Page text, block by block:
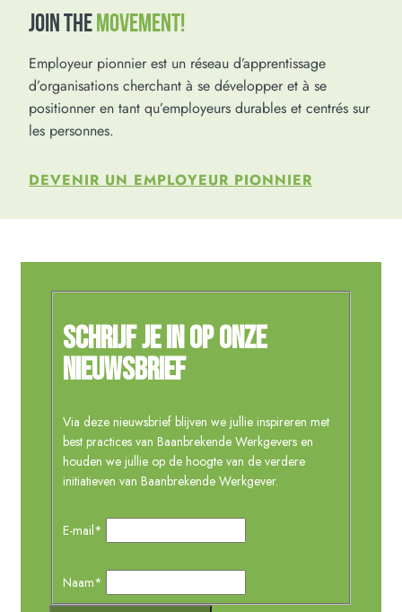
JOIN THEMOVEMENT!
Employeur pionnier est un réseau d’apprentissage
d’organisations cherchant à se développer et à se
positionner en tant qu’employeurs durables et centrés sur
les personnes.
DEVENIR UN EMPLOYEUR PIONNIER